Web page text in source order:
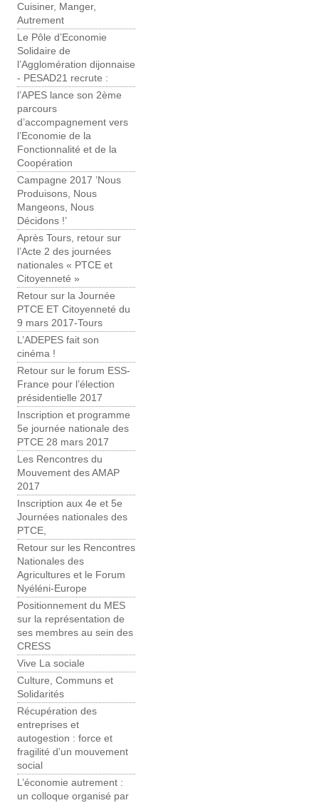
Cuisiner, Manger,
Autrement
Le Pôle d’Economie
Solidaire de
l’Agglomération dijonnaise
- PESAD21 recrute :
l’APES lance son 2ème
parcours
d’accompagnement vers
l’Economie de la
Fonctionnalité et de la
Coopération
Campagne 2017 ’Nous
Produisons, Nous
Mangeons, Nous
Décidons !’
Après Tours, retour sur
l’Acte 2 des journées
nationales « PTCE et
Citoyenneté »
Retour sur la Journée
PTCE ET Citoyenneté du
9 mars 2017-Tours
L’ADEPES fait son
cinéma !
Retour sur le forum ESS-
France pour l’élection
présidentielle 2017
Inscription et programme
5e journée nationale des
PTCE 28 mars 2017
Les Rencontres du
Mouvement des AMAP
2017
Inscription aux 4e et 5e
Journées nationales des
PTCE,
Retour sur les Rencontres
Nationales des
Agricultures et le Forum
Nyéléni-Europe
Positionnement du MES
sur la représentation de
ses membres au sein des
CRESS
Vive La sociale
Culture, Communs et
Solidarités
Récupération des
entreprises et
autogestion : force et
fragilité d’un mouvement
social
L’économie autrement :
un colloque organisé par